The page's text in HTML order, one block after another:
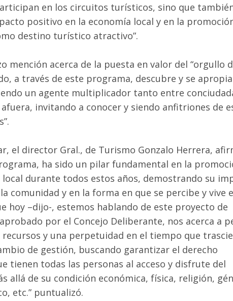
en los circuitos turísticos, sino que
positivo en la economía local y en la
destino turístico atractivo”.
mención acerca de la puesta en valor del “orgullo
a través de este programa, descubre y se
un agente multiplicador tanto entre
invitando a conocer y siendo anfitriones de
el director Gral., de Turismo Gonzalo Herrera,
ha sido un pilar fundamental en la
durante todos estos años, demostrando su
comunidad y en la forma en que se percibe y vive
hoy –dijo-, estemos hablando de este proyecto de
por el Concejo Deliberante, nos acerca a
recursos y una perpetuidad en el tiempo que
de gestión, buscando garantizar el derecho
tienen todas las personas al acceso y disfrute del
allá de su condición económica, física, religión,
etc.” puntualizó.